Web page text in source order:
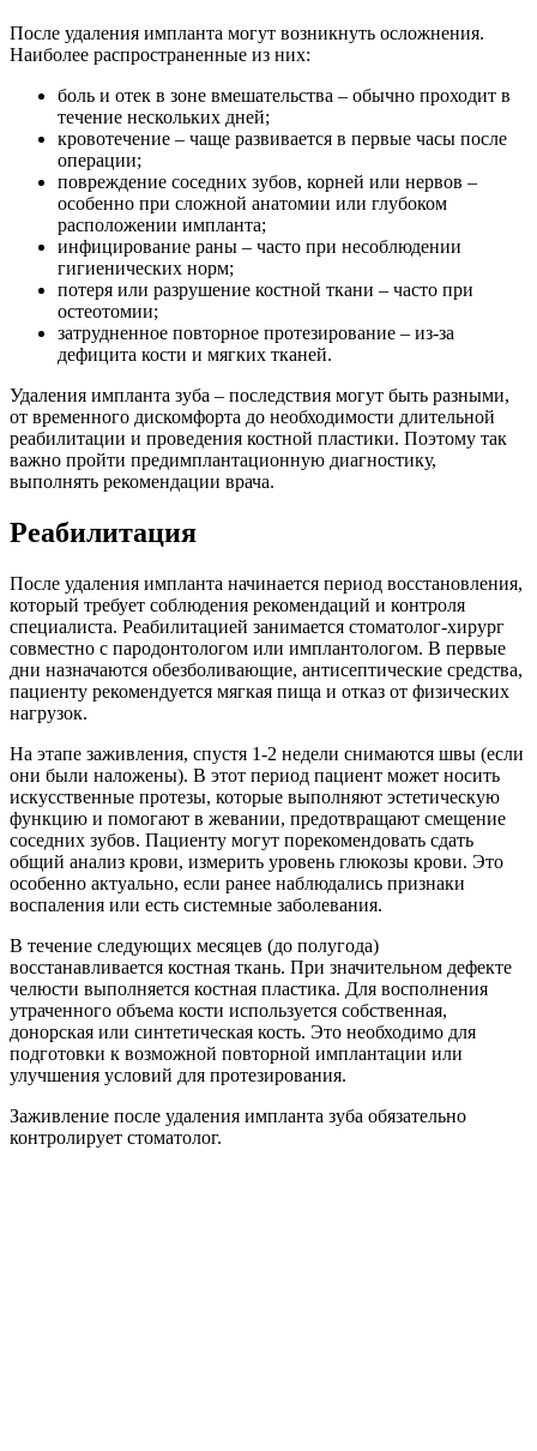
После удаления импланта могут возникнуть осложнения.
Наиболее распространенные из них:
боль и отек в зоне вмешательства – обычно проходит в
течение нескольких дней;
кровотечение – чаще развивается в первые часы после
операции;
повреждение соседних зубов, корней или нервов –
особенно при сложной анатомии или глубоком
расположении импланта;
инфицирование раны – часто при несоблюдении
гигиенических норм;
потеря или разрушение костной ткани – часто при
остеотомии;
затрудненное повторное протезирование – из-за
дефицита кости и мягких тканей.
Удаления импланта зуба – последствия могут быть разными,
от временного дискомфорта до необходимости длительной
реабилитации и проведения костной пластики. Поэтому так
важно пройти предимплантационную диагностику,
выполнять рекомендации врача.
Реабилитация
После удаления импланта начинается период восстановления,
который требует соблюдения рекомендаций и контроля
специалиста. Реабилитацией занимается стоматолог-хирург
совместно с пародонтологом или имплантологом. В первые
дни назначаются обезболивающие, антисептические средства,
пациенту рекомендуется мягкая пища и отказ от физических
нагрузок.
На этапе заживления, спустя 1-2 недели снимаются швы (если
они были наложены). В этот период пациент может носить
искусственные протезы, которые выполняют эстетическую
функцию и помогают в жевании, предотвращают смещение
соседних зубов. Пациенту могут порекомендовать сдать
общий анализ крови, измерить уровень глюкозы крови. Это
особенно актуально, если ранее наблюдались признаки
воспаления или есть системные заболевания.
В течение следующих месяцев (до полугода)
восстанавливается костная ткань. При значительном дефекте
челюсти выполняется костная пластика. Для восполнения
утраченного объема кости используется собственная,
донорская или синтетическая кость. Это необходимо для
подготовки к возможной повторной имплантации или
улучшения условий для протезирования.
Заживление после удаления импланта зуба обязательно
контролирует стоматолог.